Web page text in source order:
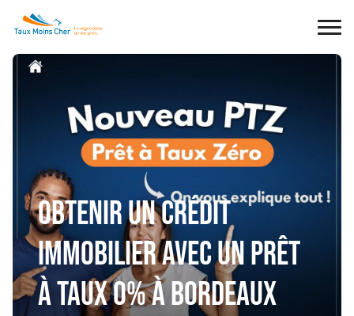
Obtenir un crédit
immobilier avec un prêt
à taux 0% à Bordeaux